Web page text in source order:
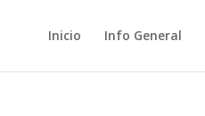
Inicio Info General